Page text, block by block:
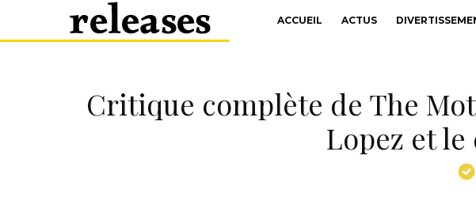
ACCUEIL ACTUS
Critique complète de The
Lopez et